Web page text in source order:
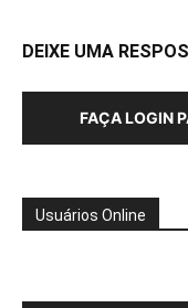
DEIXE UMA
FAÇA LOGIN
Usuários Online